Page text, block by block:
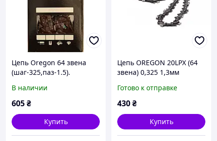
Цепь Oregon 64 звена
(шаг-325,паз-1.5).
В наличии
605₴
Купить
Цепь OREGON 20LPX (64
звена) 0,325 1,3мм
Готово к отправке
430₴
Купить